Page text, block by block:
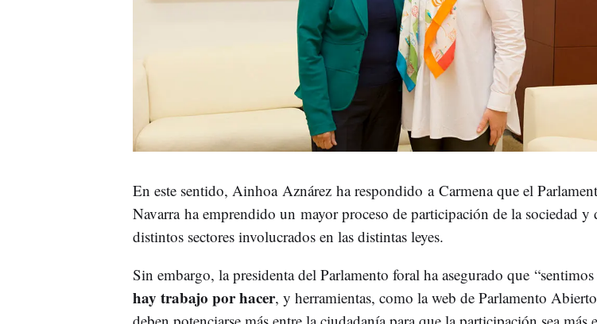
En este sentido, Ainhoa Aznárez ha respondido a Carmena que el
Navarra ha emprendido un mayor proceso de participación de la sociedad y
distintos sectores involucrados en las distintas leyes.
Sin embargo, la presidenta del Parlamento foral ha asegurado que
hay trabajo por hacer, y herramientas, como la web de Parlamento